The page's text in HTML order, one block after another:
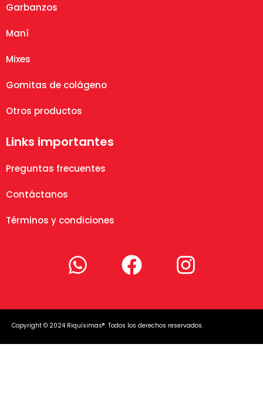
Garbanzos
Maní
Mixes
Gomitas de colágeno
Otros productos
Links importantes
Preguntas frecuentes
Contáctanos
Términos y condiciones
Copyright © 2024 Riquísimas®. Todos los derechos reservados.